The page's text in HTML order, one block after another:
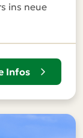
ins neue
Infos